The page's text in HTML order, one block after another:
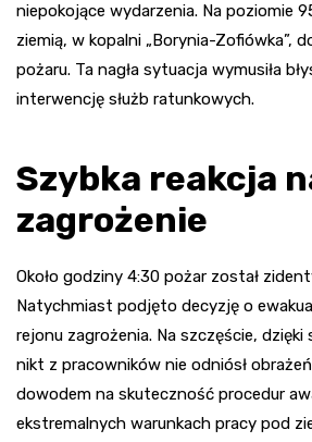
niepokojące wydarzenia. Na poziomie
ziemią, w kopalni „Borynia-Zofiówka”,
pożaru. Ta nagła sytuacja wymusiła
interwencję służb ratunkowych.
Szybka reakcja
zagrożenie
Około godziny 4:30 pożar został
Natychmiast podjęto decyzję o
rejonu zagrożenia. Na szczęście, dzięki
nikt z pracowników nie odniósł
dowodem na skuteczność procedur
ekstremalnych warunkach pracy pod